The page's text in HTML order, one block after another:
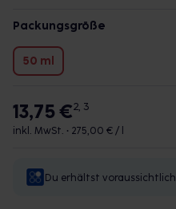
Packungsgröße
50 ml
13,75 €2, 3
inkl. MwSt. • 275,00 € / l
Du erhältst voraussichtlich